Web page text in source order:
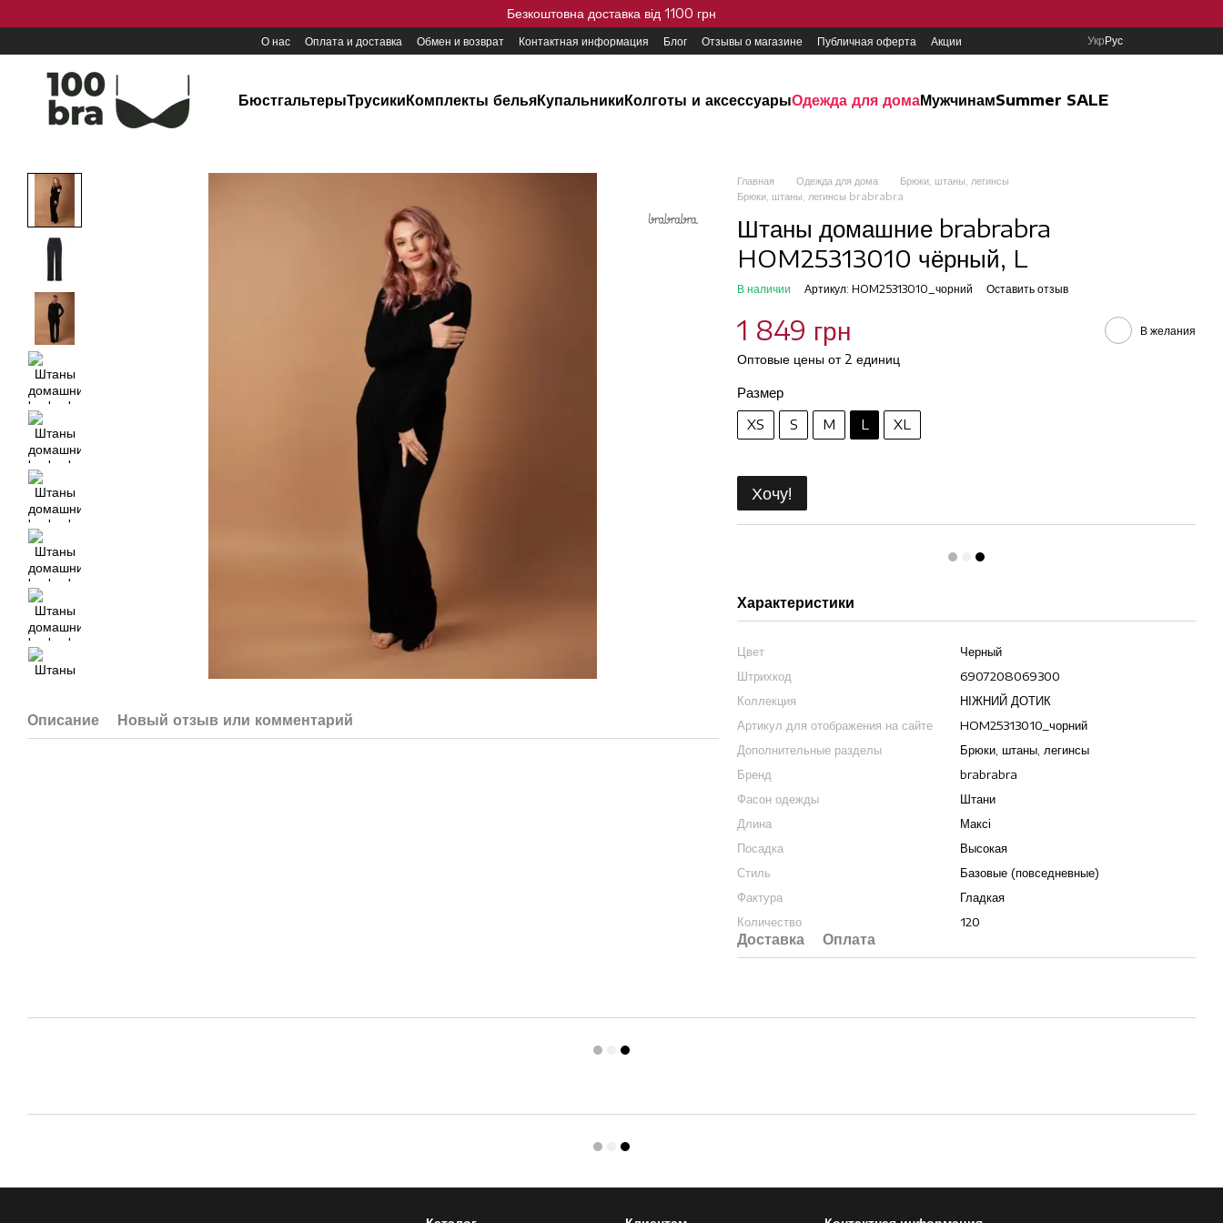
Безкоштовна доставка від 1100 грн
О нас Оплата и доставка Обмен и возврат Контактная информация Блог Отзывы о магазине Публичная оферта Акции УкрРус
БюстгальтерыТрусикиКомплекты бельяКупальникиКолготы и аксессуарыОдежда для домаМужчинамSummer SALE
Описание Новый отзыв или комментарий
Главная Одежда для дома
Брюки, штаны, легинсы
Брюки, штаны, легинсы brabrabra
Штаны домашние brabrabra
HOM25313010 чёрный, L
В наличии Артикул: HOM25313010_чорний Оставить отзыв
1 849 грн В желания
Оптовые цены от 2 единиц
Размер
XS S M L XL
Хочу!
Характеристики
Цвет
Черный
Штрихкод
6907208069300
Коллекция
НІЖНИЙ ДОТИК
Артикул для отображения на сайте
HOM25313010_чорний
Дополнительные разделы
Брюки, штаны, легинсы
Бренд
brabrabra
Фасон одежды
Штани
Длина
Максі
Посадка
Высокая
Стиль
Базовые (повседневные)
Фактура
Гладкая
Количество
120
Доставка Оплата